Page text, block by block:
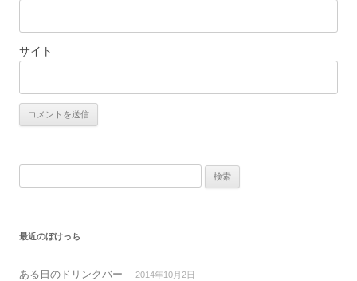
サイト
最近のぼけっち
ある日のドリンクバー 2014年10月2日